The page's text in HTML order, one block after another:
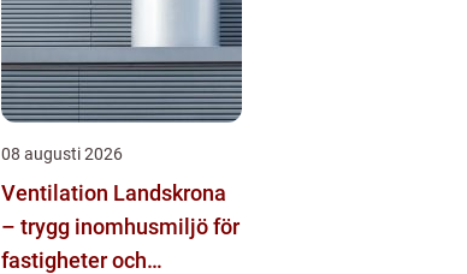
08 augusti 2026
Ventilation Landskrona
– trygg inomhusmiljö för
fastigheter och